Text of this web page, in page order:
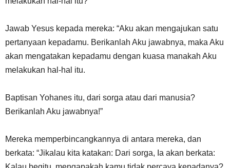
Jawab Yesus kepada mereka: “Aku akan mengajukan satu
pertanyaan kepadamu. Berikanlah Aku jawabnya, maka Aku
akan mengatakan kepadamu dengan kuasa manakah Aku
melakukan hal-hal itu.
Baptisan Yohanes itu, dari sorga atau dari manusia?
Berikanlah Aku jawabnya!”
Mereka memperbincangkannya di antara mereka, dan
berkata: “Jikalau kita katakan: Dari sorga, Ia akan berkata: